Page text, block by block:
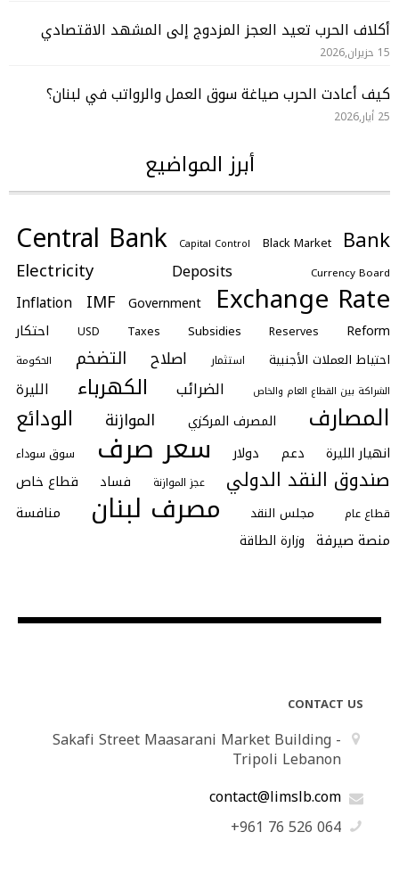
أكلاف الحرب تعيد العجز المزدوج إلى المشهد الاقتصادي
15 حزيران,2026
كيف أعادت الحرب صياغة سوق العمل والرواتب في لبنان؟
25 أيار,2026
أبرز المواضيع
Bank
Black Market
Capital Control
Central Bank
Currency Board
Deposits
Electricity
Exchange Rate
Government
IMF
Inflation
Reform
Reserves
Subsidies
Taxes
USD احتكار
احتياط العملات الأجنبية استثمار اصلاح التضخم
الحكومة
الشراكة بين القطاع العام والخاص
الضرائب الكهرباء الليرة
المصارف المصرف المركزي الموازنة الودائع
انهيار الليرة دعم دولار سعر صرف سوق سوداء
صندوق النقد الدولي عجز الموازنة فساد قطاع خاص
قطاع عام مجلس النقد مصرف لبنان
منافسة
منصة صيرفة وزارة الطاقة
CONTACT US
Sakafi Street Maasarani Market Building -
Tripoli Lebanon
contact@limslb.com
+961 76 526 064